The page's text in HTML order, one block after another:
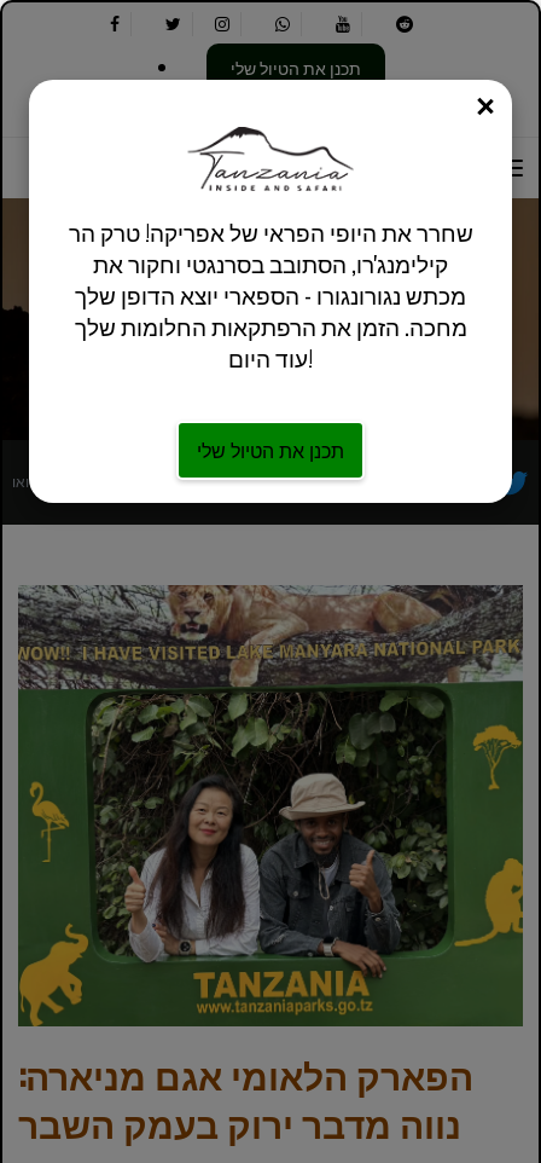
תכנן את הטיול שלי
הפארק הלאומי אגם מניארה
מפעיל סיורים מקומי אפריקאי רשום במלואו
הפארק הלאומי אגם מניארה:
נווה מדבר ירוק בעמק השבר
שחרר את היופי הפראי של אפריקה! טרק הר
קילימנג'רו, הסתובב בסרנגטי וחקור את
מכתש נגורונגורו - הספארי יוצא הדופן שלך
מחכה. הזמן את הרפתקאות החלומות שלך
עוד היום!
תכנן את הטיול שלי